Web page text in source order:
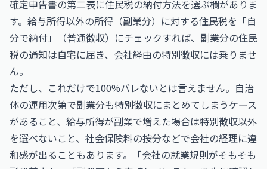
確定申告書の第二表に住民税の納付方法を選ぶ欄がありま
す。給与所得以外の所得（副業分）に対する住民税を「自
分で納付」（普通徴収）にチェックすれば、副業分の住民
税の通知は自宅に届き、会社経由の特別徴収には乗りませ
ん。
ただし、これだけで100%バレないとは言えません。自治
体の運用次第で副業分も特別徴収にまとめてしまうケース
があること、給与所得が副業で増えた場合は特別徴収以外
を選べないこと、社会保険料の按分などで会社の経理に違
和感が出ることもあります。「会社の就業規則がそもそも